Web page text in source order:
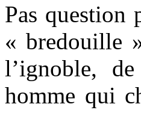
Pas question
« bredouille
l’ignoble,
homme qui